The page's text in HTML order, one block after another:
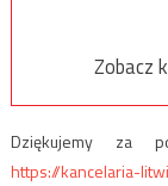
Zobacz
Dziękujemy za
https://kancelaria-